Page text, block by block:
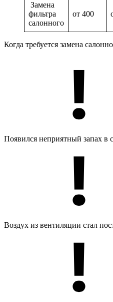
Замена
фильтра
салонного
от 400
Когда требуется замена
Появился неприятный запах в
Воздух из вентиляции стал